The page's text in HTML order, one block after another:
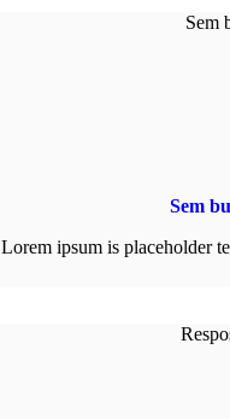
Sem
Lorem ipsum is placeholder